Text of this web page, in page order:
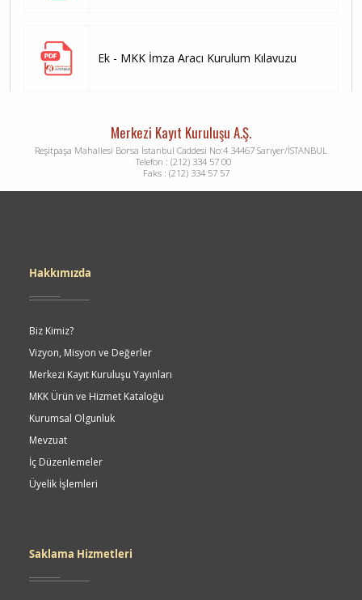
Ek - MKK İmza Aracı Kurulum Kılavuzu
Merkezi Kayıt Kuruluşu A.Ş.
Reşitpaşa Mahallesi Borsa İstanbul Caddesi No:4 34467 Sarıyer/İSTANBUL
Telefon : (212) 334 57 00
Faks : (212) 334 57 57
Hakkımızda
Biz Kimiz?
Vizyon, Misyon ve Değerler
Merkezi Kayıt Kuruluşu Yayınları
MKK Ürün ve Hizmet Kataloğu
Kurumsal Olgunluk
Mevzuat
İç Düzenlemeler
Üyelik İşlemleri
Saklama Hizmetleri